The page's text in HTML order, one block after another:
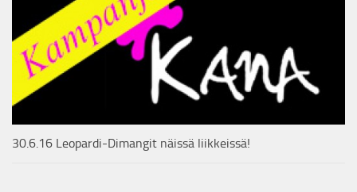
30.6.16 Leopardi-Dimangit näissä liikkeissä!